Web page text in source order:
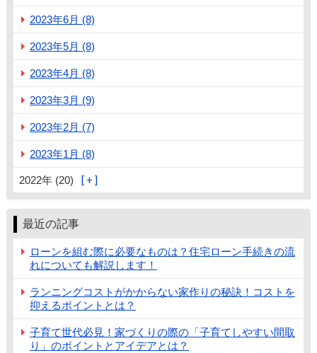
2023年6月 (8)
2023年5月 (8)
2023年4月 (8)
2023年3月 (9)
2023年2月 (7)
2023年1月 (8)
2022年 (20)
最近の記事
ローンを組む際に必要なものは？住宅ローン手続きの流
れについても解説します！
ランニングコストがかからない家作りの秘訣！コストを
抑えるポイントとは？
子育て世代必見！家づくりの際の「子育てしやすい間取
り」のポイントとアイデアとは？